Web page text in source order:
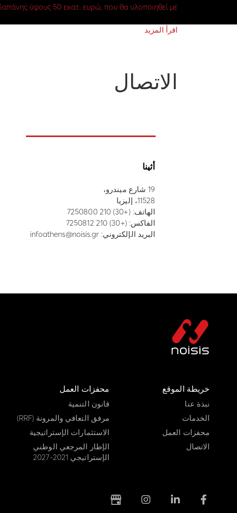
ύψους 50 εκατ. ευρώ, που θα υλοποιηθεί με…
اقرأ المزيد
الاتصال
أثينا
19 شارع ميندرو،
11528، إليزيا
الهاتف: (+30) 210 7250800
الفاكس: (+30) 210 7250812
البريد الإلكتروني: infoathens@noisis.gr
خريطة الموقع
نبذة عنا
الخدمات
محفزات العمل
الاتصال
محفزات العمل
قانون التنمية
مرفق التعافي والمرونة (RRF)
الاستثمارات الإستراتيجية
الإطار المرجعي الوطني
الإستراتيجي 2021-2027